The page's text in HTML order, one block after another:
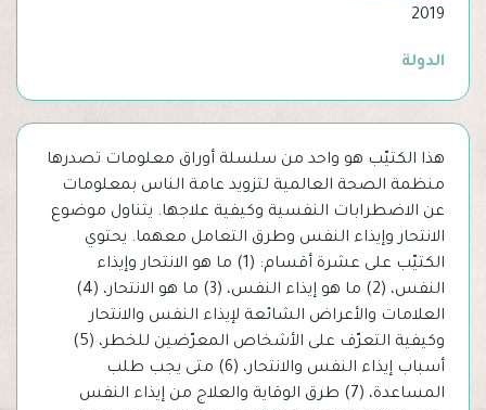
2019
الدولة
هذا الكتيّب هو واحد من سلسلة أوراق معلومات تصدرها
منظمة الصحة العالمية لتزويد عامة الناس بمعلومات
عن الاضطرابات النفسية وكيفية علاجها. يتناول موضوع
الانتحار وإيذاء النفس وطرق التعامل معهما. يحتوي
الكتيّب على عشرة أقسام: (1) ما هو الانتحار وإيذاء
النفس، (2) ما هو إيذاء النفس، (3) ما هو الانتحار، (4)
العلامات والأعراض الشائعة لإيذاء النفس والانتحار
وكيفية التعرّف على الأشخاص المعرّضين للخطر، (5)
أسباب إيذاء النفس والانتحار، (6) متى يجب طلب
المساعدة، (7) طرق الوقاية والعلاج من إيذاء النفس